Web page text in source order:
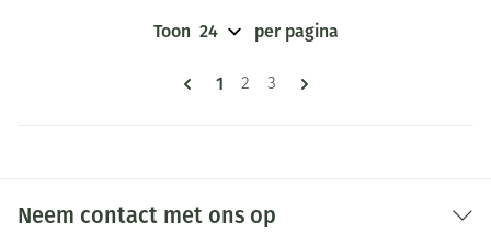
Pagina's
U lees momenteel pagina
1 Pagina
2 Pagina
3
Toon per pagina
Neem contact met ons op